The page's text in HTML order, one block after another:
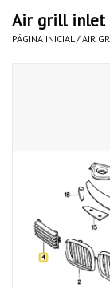
Automoveis
Air grill inlet
PÁGINA INICIAL /AIR